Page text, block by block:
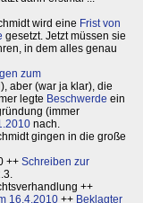
wird eine Frist von
gesetzt. Jetzt müssen sie
in dem alles genau
zum
aber (war ja klar), die
legte Beschwerde ein
(immer
nach.
gingen in die große
++ Schreiben zur
++
16.4.2010 ++ Beklagter